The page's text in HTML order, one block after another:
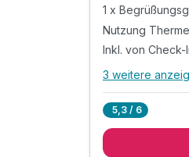
1 x
Nutzung
Inkl. von Check-
Alle
3 weitere
5,3 / 6